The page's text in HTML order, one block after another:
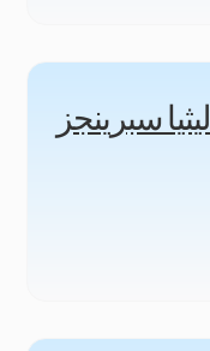
ليثيا سبرينجز